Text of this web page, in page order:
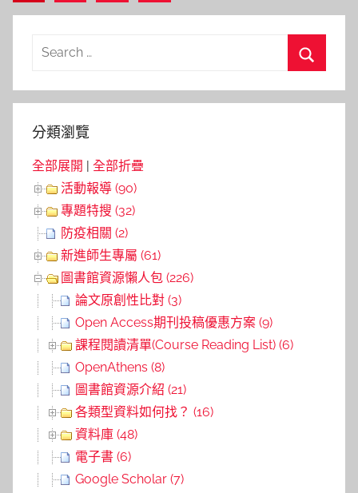
章
Search
分類瀏覽
全部展開 | 全部折疊
活動報導 (90)
專題特搜 (32)
防疫相關 (2)
新進師生專屬 (61)
圖書館資源懶人包 (226)
論文原創性比對 (3)
Open Access期刊投稿優惠方案 (9)
課程閱讀清單(Course Reading List) (6)
OpenAthens (8)
圖書館資源介紹 (21)
各類型資料如何找？ (16)
資料庫 (48)
電子書 (6)
Google Scholar (7)